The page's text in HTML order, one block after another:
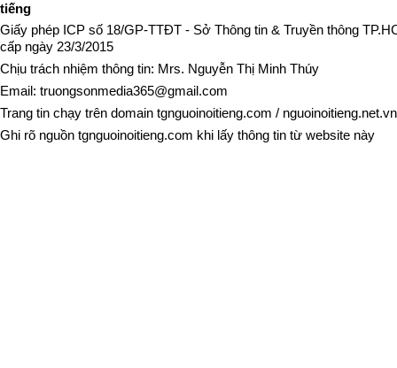
tiếng
Giấy phép ICP số 18/GP-TTĐT - Sở Thông tin & Truyền thông
cấp ngày 23/3/2015
Chịu trách nhiệm thông tin: Mrs. Nguyễn Thị Minh Thúy
Email: truongsonmedia365@gmail.com
Trang tin chạy trên domain tgnguoinoitieng.com / nguoinoitieng.net.vn
Ghi rõ nguồn tgnguoinoitieng.com khi lấy thông tin từ website này